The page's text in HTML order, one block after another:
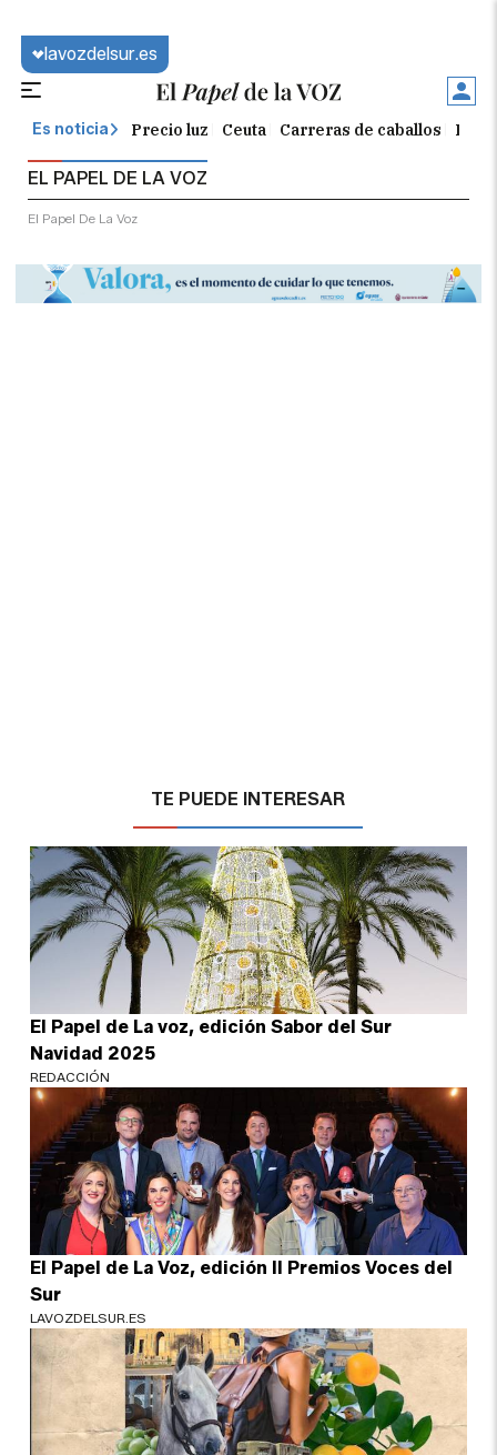
lavozdelsur.es
Es noticia Precio luz Ceuta Carreras de caballos
EL PAPEL DE LA VOZ
El Papel De La Voz
TE PUEDE INTERESAR
El Papel de La voz, edición Sabor del Sur
Navidad 2025
REDACCIÓN
El Papel de La Voz, edición II Premios Voces del
Sur
LAVOZDELSUR.ES